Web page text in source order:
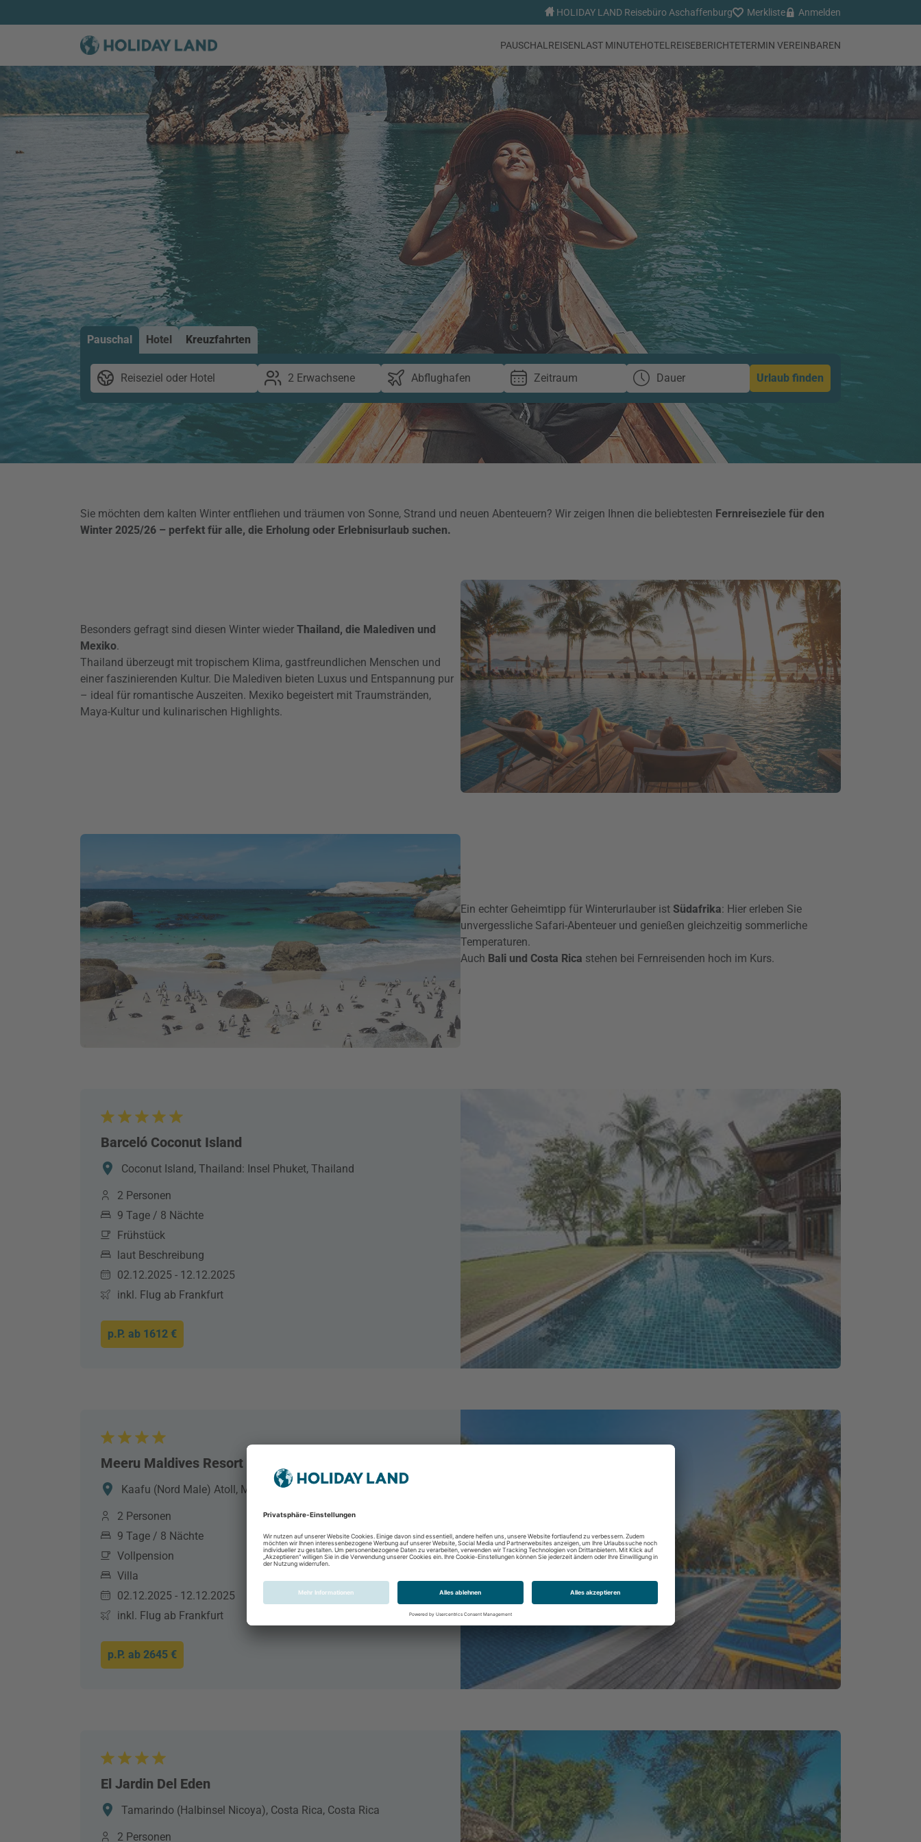
HOLIDAY LAND Reisebüro Aschaffenburg Merkliste Anmelden
PAUSCHALREISENLAST MINUTEHOTEL REISEBERICHTETERMIN VEREINBAREN
Pauschal Hotel Kreuzfahrten
Reiseziel oder Hotel 2 Erwachsene Abflughafen Zeitraum Dauer Urlaub finden
Sie möchten dem kalten Winter entfliehen und träumen von Sonne, Strand und neuen Abenteuern? Wir zeigen Ihnen die beliebtesten Fernreiseziele für den
Winter 2025/26 – perfekt für alle, die Erholung oder Erlebnisurlaub suchen.
Besonders gefragt sind diesen Winter wieder Thailand, die Malediven und
Mexiko.
Thailand überzeugt mit tropischem Klima, gastfreundlichen Menschen und
einer faszinierenden Kultur. Die Malediven bieten Luxus und Entspannung pur
– ideal für romantische Auszeiten. Mexiko begeistert mit Traumstränden,
Maya-Kultur und kulinarischen Highlights.
Ein echter Geheimtipp für Winterurlauber ist Südafrika: Hier erleben Sie
unvergessliche Safari-Abenteuer und genießen gleichzeitig sommerliche
Temperaturen.
Auch Bali und Costa Rica stehen bei Fernreisenden hoch im Kurs.
Barceló Coconut Island
Coconut Island, Thailand: Insel Phuket, Thailand
2 Personen
9 Tage / 8 Nächte
Frühstück
laut Beschreibung
02.12.2025 - 12.12.2025
inkl. Flug ab Frankfurt
p.P. ab 1612 €
Meeru Maldives Resort Island
Kaafu (Nord Male) Atoll, Malediven, Malediven
2 Personen
9 Tage / 8 Nächte
Vollpension
Villa
02.12.2025 - 12.12.2025
inkl. Flug ab Frankfurt
p.P. ab 2645 €
El Jardin Del Eden
Tamarindo (Halbinsel Nicoya), Costa Rica, Costa Rica
2 Personen